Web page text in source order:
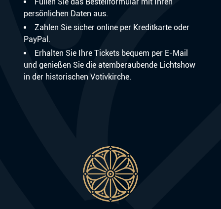
persönlichen Daten aus.
Zahlen Sie sicher online per Kreditkarte oder
PayPal.
Erhalten Sie Ihre Tickets bequem per E-Mail
und genießen Sie die atemberaubende Lichtshow
in der historischen Votivkirche.